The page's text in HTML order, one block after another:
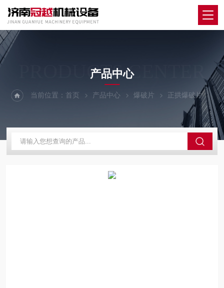
PRODUCTS CENTER
产品中心
当前位置：首页 产品中心 爆破片 正拱爆破片